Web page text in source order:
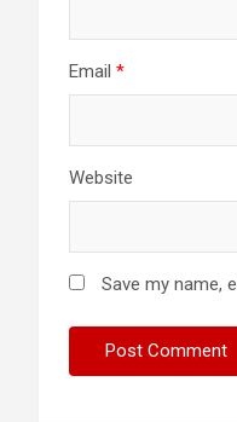
Email *
Website
Save my name,